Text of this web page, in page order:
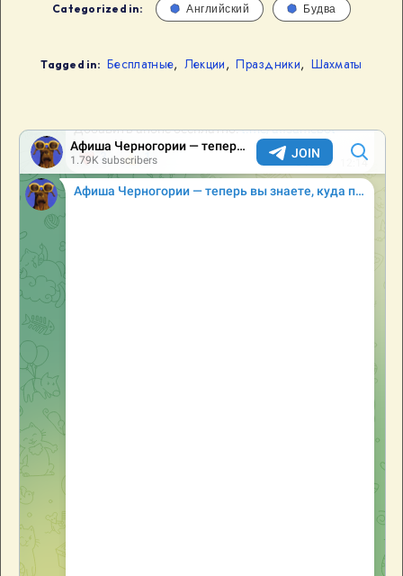
Categorized in: Английский Будва
Tagged in: Бесплатные, Лекции, Праздники, Шахматы